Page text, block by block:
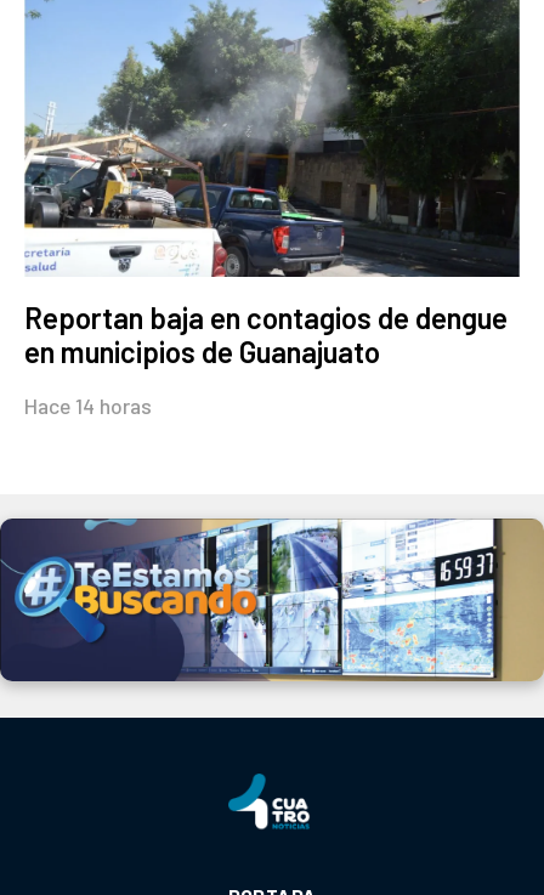
Reportan baja en contagios de dengue
en municipios de Guanajuato
Hace 14 horas